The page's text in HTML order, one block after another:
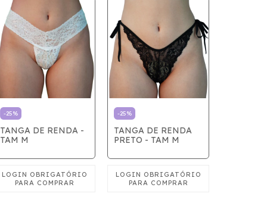
-25%
TANGA DE RENDA -
TAM M
-25%
TANGA DE RENDA
PRETO - TAM M